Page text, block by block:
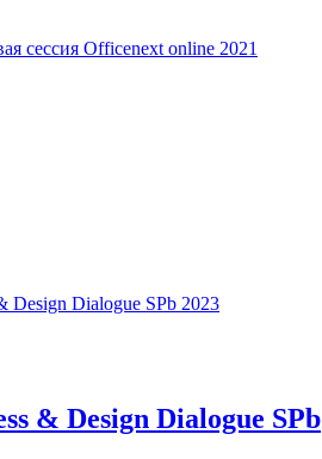
сессия Officenext online 2021
Design Dialogue SPb 2023
& Design Dialogue SPb